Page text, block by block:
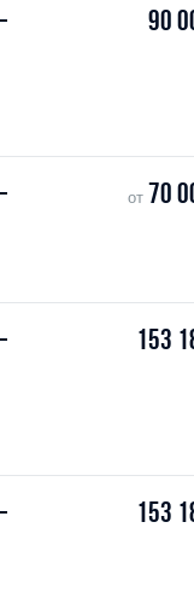
90
от 70
153
153